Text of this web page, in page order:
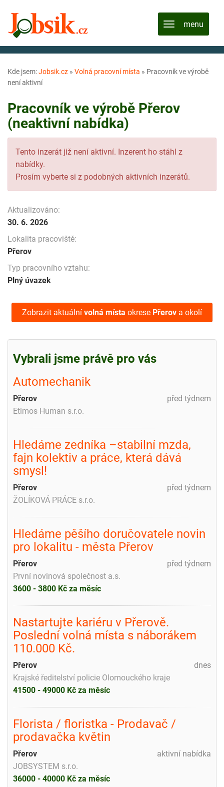
Kde jsem:Jobsik.cz » Volná pracovní místa » Pracovník ve výrobě
není aktivní
Pracovník ve výrobě Přerov
(neaktivní nabídka)
Tento inzerát již není aktivní. Inzerent ho stáhl z
nabídky.
Prosím vyberte si z podobných aktivních inzerátů.
Aktualizováno:
30. 6. 2026
Lokalita pracoviště:
Přerov
Typ pracovního vztahu:
Plný úvazek
Zobrazit aktuální volná místa okrese Přerov a okolí
Vybrali jsme právě pro vás
Automechanik
před týdnem
Přerov
Etimos Human s.r.o.
Hledáme zedníka –stabilní mzda,
fajn kolektiv a práce, která dává
smysl!
před týdnem
Přerov
ŽOLÍKOVÁ PRÁCE s.r.o.
Hledáme pěšího doručovatele novin
pro lokalitu - města Přerov
před týdnem
Přerov
První novinová společnost a.s.
3600 - 3800 Kč za měsíc
Nastartujte kariéru v Přerově.
Poslední volná místa s náborákem
110.000 Kč.
dnes
Přerov
Krajské ředitelství policie Olomouckého kraje
41500 - 49000 Kč za měsíc
Florista / floristka - Prodavač /
prodavačka květin
aktivní nabídka
Přerov
JOBSYSTEM s.r.o.
36000 - 40000 Kč za měsíc